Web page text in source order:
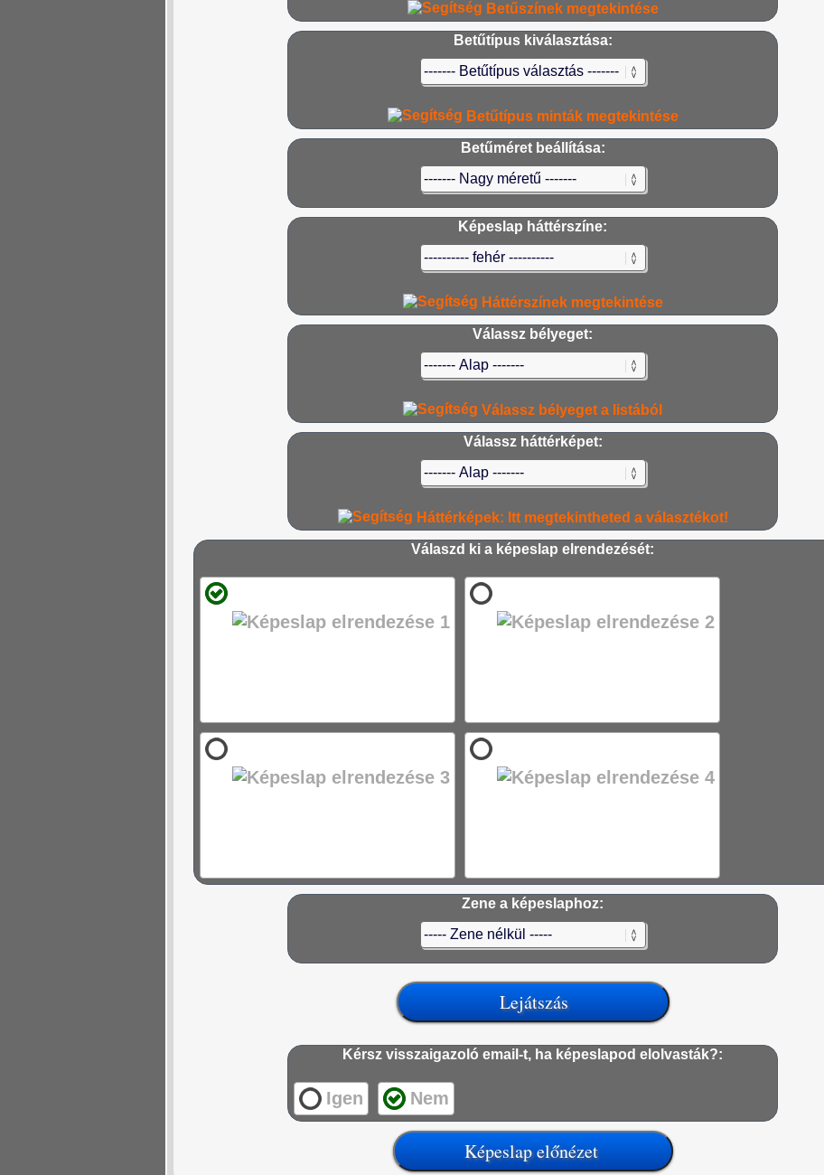
Betűszínek megtekintése
Betűtípus kiválasztása:
Betűtípus minták megtekintése
Betűméret beállítása:
Képeslap háttérszíne:
Háttérszínek megtekintése
Válassz bélyeget:
Válassz bélyeget a listából
Válassz háttérképet:
Háttérképek: Itt megtekintheted a választékot!
Válaszd ki a képeslap elrendezését:
Zene a képeslaphoz:
Kérsz visszaigazoló email-t, ha képeslapod elolvasták?:
Igen Nem